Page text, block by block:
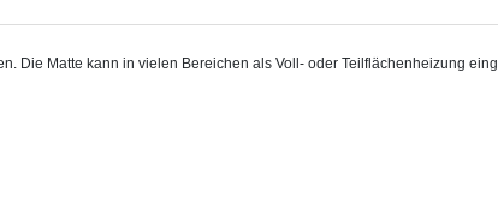
Matte kann in vielen Bereichen als Voll- oder Teilflächenheizung